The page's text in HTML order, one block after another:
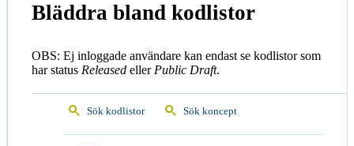
Bläddra bland kodlistor
OBS: Ej inloggade användare kan endast se kodlistor som
har status Released eller Public Draft.
Sök kodlistor Sök koncept